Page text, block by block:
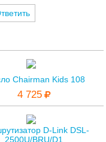
Chairman Kids 108
4 725
D-Link DSL-
2500U/BRU/D1